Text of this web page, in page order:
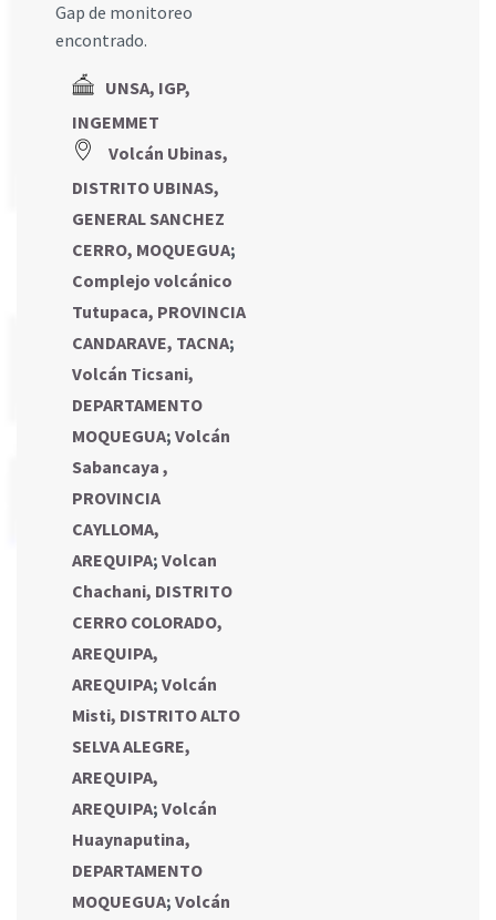
Gap de monitoreo
encontrado.
UNSA, IGP,
INGEMMET
Volcán Ubinas,
DISTRITO UBINAS,
GENERAL SANCHEZ
CERRO, MOQUEGUA;
Complejo volcánico
Tutupaca, PROVINCIA
CANDARAVE, TACNA;
Volcán Ticsani,
DEPARTAMENTO
MOQUEGUA; Volcán
Sabancaya ,
PROVINCIA
CAYLLOMA,
AREQUIPA; Volcan
Chachani, DISTRITO
CERRO COLORADO,
AREQUIPA,
AREQUIPA; Volcán
Misti, DISTRITO ALTO
SELVA ALEGRE,
AREQUIPA,
AREQUIPA; Volcán
Huaynaputina,
DEPARTAMENTO
MOQUEGUA; Volcán